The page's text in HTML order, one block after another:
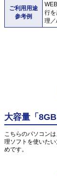
ご利用用途
参考例
行
理
大容量「
こちらのパソコン
理ソフトを使いた
めです。